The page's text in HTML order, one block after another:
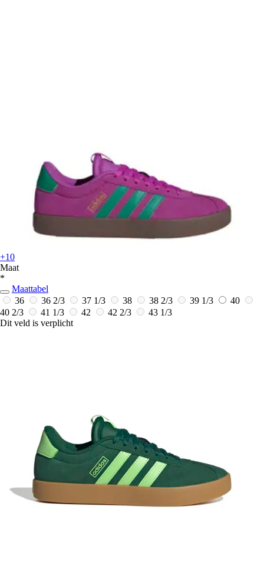
+10
Maat
*
Maattabel
36
36 2/3 37 1/3 38 38 2/3 39 1/3
40
40 2/3
41 1/3 42 42 2/3
43 1/3
Dit veld is verplicht